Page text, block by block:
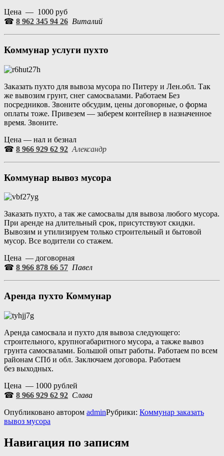
Цена — 1000 руб
☎ 8 962 345 94 26 Виталий
Коммунар услуги пухто
Заказать пухто для вывоза мусора по Питеру и Лен.обл. Так
же вывозим грунт, снег самосвалами. Работаем Без
посредников. Звоните обсудим, цены договорные, о форма
оплаты тоже. Привезем — заберем контейнер в назначенное
время. Звоните.
Цена — нал и безнал
☎ 8 966 929 62 92 Александр
Коммунар вывоз мусора
Заказать пухто, а так же самосвалы для вывоза любого мусора.
При аренде на длительный срок, присутствуют скидки.
Вывозим и утилизируем только строительный и бытовой
мусор. Все водители со стажем.
Цена — договорная
☎ 8 966 878 66 57 Павел
Аренда пухто Коммунар
Аренда самосвала и пухто для вывоза следующего:
строительного, крупногабаритного мусора, а также вывоз
грунта самосвалами. Большой опыт работы. Работаем по всем
районам СПб и обл. Заключаем договора. Работаем
без выходных.
Цена — 1000 рублей
☎ 8 966 929 62 92 Слава
Опубликовано автором adminРубрики: Коммунар заказать
вывоз мусора
Навигация по записям